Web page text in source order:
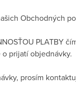
Obchodných
PLATBY
prijatí objednávky.
prosím